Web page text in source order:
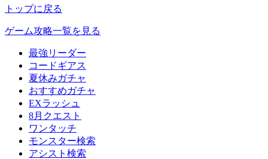
トップに戻る
ゲーム攻略一覧を見る
最強リーダー
コードギアス
夏休みガチャ
おすすめガチャ
EXラッシュ
8月クエスト
ワンタッチ
モンスター検索
アシスト検索